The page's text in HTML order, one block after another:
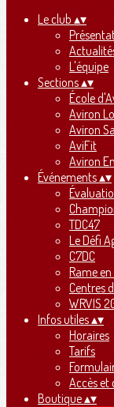
Le club ▴▾
L'équipe
Sections▴▾
École
Aviron
Aviron
AviFit
Aviron
Événements▴▾
TDC47
Le Défi
C7DC
Rame
Centres
WRVIS
Infos utiles▴▾
Horaires
Tarifs
Accès
Boutique▴▾